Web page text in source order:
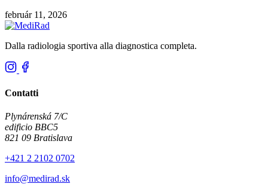
február 11, 2026
Dalla radiologia sportiva alla diagnostica completa.
Contatti
Plynárenská 7/C
edificio BBC5
821 09 Bratislava
+421 2 2102 0702
info@medirad.sk